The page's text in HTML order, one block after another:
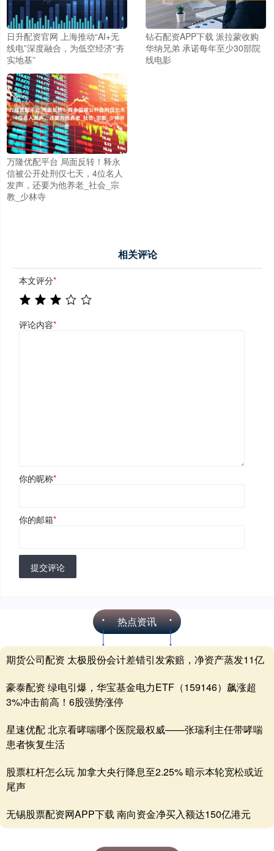
日升配资官网 上海推动“AI+无
线电”深度融合，为低空经济“夯
实地基”
钻石配资APP下载 派拉蒙收购
华纳兄弟 承诺每年至少30部院
线电影
万隆优配平台 局面反转！释永
信被公开处刑仅七天，4位名人
发声，还要为他养老_社会_宗
教_少林寺
相关评论
本文评分*
评论内容*
你的昵称*
你的邮箱*
提交评论
热点资讯
期货公司配资 太极股份会计差错引发索赔，净资产蒸发11亿
豪泰配资 绿电引爆，华宝基金电力ETF（159146）飙涨超
3%冲击前高！6股强势涨停
星速优配 北京看哮喘哪个医院最权威——张瑞利主任带哮喘
患者恢复生活
股票杠杆怎么玩 加拿大央行降息至2.25% 暗示本轮宽松或近
尾声
无锡股票配资网APP下载 南向资金净买入额达150亿港元